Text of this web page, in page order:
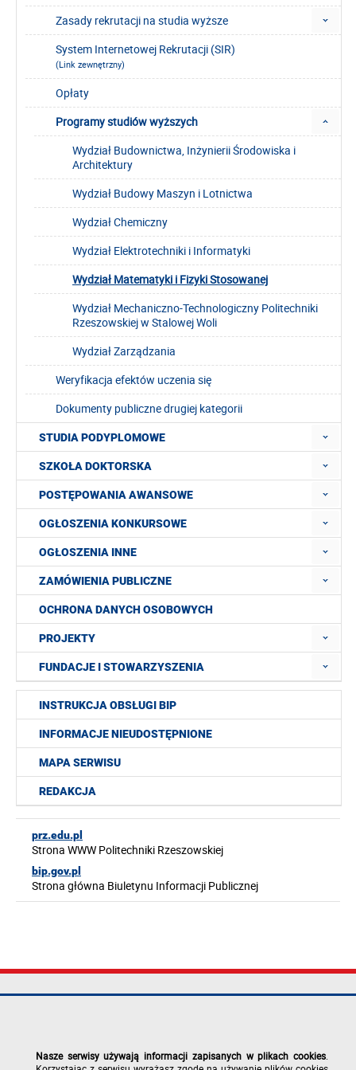
Zasady rekrutacji na studia wyższe
System Internetowej Rekrutacji (SIR)
(Link zewnętrzny)
Opłaty
Programy studiów wyższych
Wydział Budownictwa, Inżynierii Środowiska i
Architektury
Wydział Budowy Maszyn i Lotnictwa
Wydział Chemiczny
Wydział Elektrotechniki i Informatyki
Wydział Matematyki i Fizyki Stosowanej
Wydział Mechaniczno-Technologiczny Politechniki
Rzeszowskiej w Stalowej Woli
Wydział Zarządzania
Weryfikacja efektów uczenia się
Dokumenty publiczne drugiej kategorii
STUDIA PODYPLOMOWE
SZKOŁA DOKTORSKA
POSTĘPOWANIA AWANSOWE
OGŁOSZENIA KONKURSOWE
OGŁOSZENIA INNE
ZAMÓWIENIA PUBLICZNE
OCHRONA DANYCH OSOBOWYCH
PROJEKTY
FUNDACJE I STOWARZYSZENIA
INSTRUKCJA OBSŁUGI BIP
INFORMACJE NIEUDOSTĘPNIONE
MAPA SERWISU
REDAKCJA
prz.edu.pl
Strona WWW Politechniki Rzeszowskiej
bip.gov.pl
Strona główna Biuletynu Informacji Publicznej
Politechnika
al. Powstańców
tel.: +48 17 865
e-mail:
Mapa serwisu
prywatności
Nasze serwisy używają informacji zapisanych w plikach cookies